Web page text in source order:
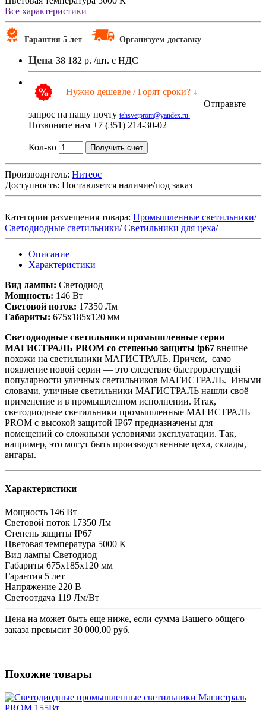
Все характеристики
Гарантия 5 лет Организуем доставку
Цена 38 182 р. /шт. с НДС
Нужно дешевле / Горят сроки? ↓
Отправьте
запрос на нашу почту tehsvetprom@yandex.ru
Позвоните нам +7 (351) 214-30-02
Кол-во Получить счет
Производитель: Нитеос
Доступность: Поставляется наличие/под заказ
Категории размещения товара: Промышленные светильники/
Светодиодные светильники/Светильники для цеха/
Описание
Характеристики
Вид лампы: Светодиод
Мощность: 146 Вт
Световой поток: 17350 Лм
Габариты: 675х185х120 мм
Светодиодные светильники промышленные серии
МАГИСТРАЛЬ PROM со степенью защиты ip67 внешне
похожи на светильники МАГИСТРАЛЬ. Причем, само
появление новой серии — это следствие быстрорастущей
популярности уличных светильников МАГИСТРАЛЬ. Иными
словами, уличные светильники МАГИСТРАЛЬ нашли своё
применение и в промышленном исполнении. Итак,
светодиодные светильники промышленные МАГИСТРАЛЬ
PROM с высокой защитой IP67 предназначены для
помещений со сложными условиями эксплуатации. Так,
например, это могут быть производственные цеха, склады,
ангары.
Характеристики
Мощность 146 Вт
Световой поток 17350 Лм
Степень защиты IP67
Цветовая температура 5000 К
Вид лампы Светодиод
Габариты 675х185х120 мм
Гарантия 5 лет
Напряжение 220 В
Светоотдача 119 Лм/Вт
Цена на может быть еще ниже, если сумма Вашего общего
заказа превысит 30 000,00 руб.
Похожие товары